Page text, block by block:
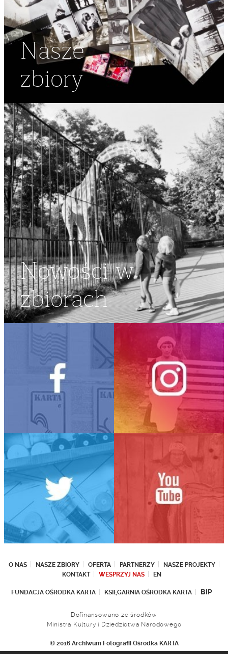
Nasze
zbiory
Nowości w
zbiorach
O NAS NASZE ZBIORY OFERTA PARTNERZY
NASZE PROJEKTY
KONTAKT
WESPRZYJ NAS EN
FUNDACJA OŚRODKA KARTA KSIĘGARNIA OŚRODKA KARTA BIP
Dofinansowano ze środków
Ministra Kultury i Dziedzictwa Narodowego
© 2016 Archiwum Fotografii Ośrodka KARTA